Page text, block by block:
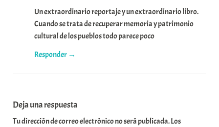
Un extraordinario reportaje y un extraordinario libro.
Cuando se trata de recuperar memoria y patrimonio
cultural de los pueblos todo parece poco
Responder
Deja una respuesta
Tu dirección de correo electrónico no será publicada.Los